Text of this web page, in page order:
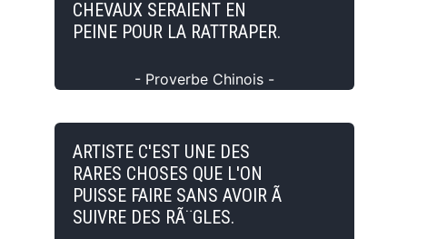
CHEVAUX SERAIENT EN
PEINE POUR LA RATTRAPER.
- Proverbe Chinois -
ARTISTE C'EST UNE DES
RARES CHOSES QUE L'ON
PUISSE FAIRE SANS AVOIR Ã
SUIVRE DES RÃ¨GLES.